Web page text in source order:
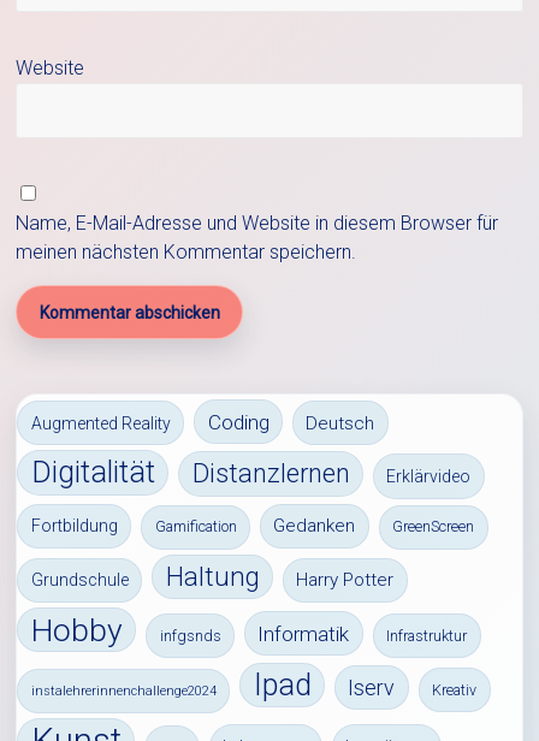
Website
Name, E-Mail-Adresse und Website in diesem Browser für
meinen nächsten Kommentar speichern.
Augmented Reality Coding Deutsch
Digitalität Distanzlernen Erklärvideo
Fortbildung Gamification Gedanken GreenScreen
Grundschule Haltung Harry Potter
Hobby infgsnds Informatik Infrastruktur
instalehrerinnenchallenge2024 Ipad Iserv Kreativ